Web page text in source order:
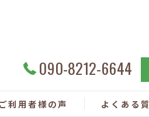
090-8212-6644
ご利用者様の声 よくある